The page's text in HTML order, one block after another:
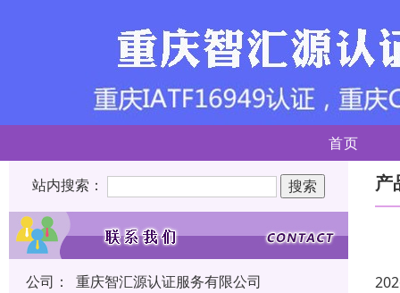
首页
站内搜索：
公司：
重庆智汇源认证服务有限公司
产